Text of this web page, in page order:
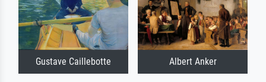
Gustave Caillebotte Albert Anker